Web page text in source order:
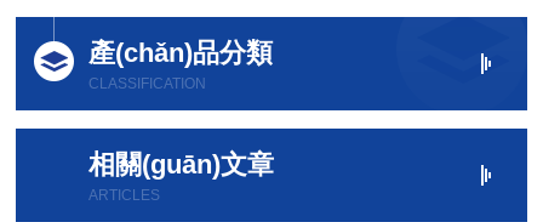
產(chǎn)品分類
CLASSIFICATION
相關(guān)文章
ARTICLES